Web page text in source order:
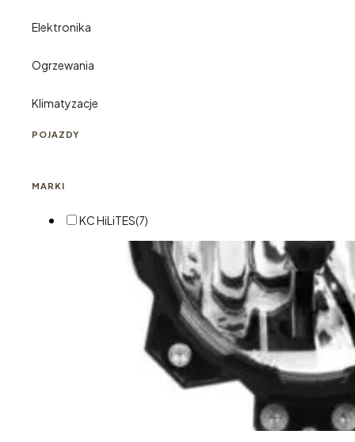
Elektronika
Ogrzewania
Klimatyzacje
POJAZDY
MARKI
KC HiLiTES(7)